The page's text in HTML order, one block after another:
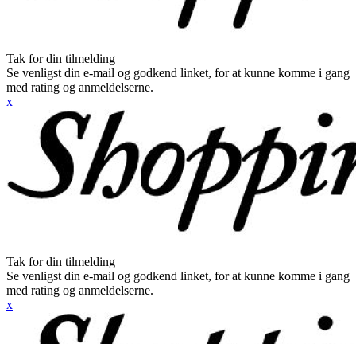
Tak for din tilmelding
Se venligst din e-mail og godkend linket, for at kunne komme i gang
med rating og anmeldelserne.
x
Tak for din tilmelding
Se venligst din e-mail og godkend linket, for at kunne komme i gang
med rating og anmeldelserne.
x